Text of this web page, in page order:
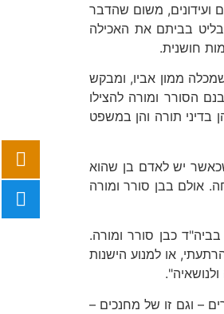
ועידונים, משום שהדבר
בביתם את האכילה
חושנית.
ממון אביו, ומבקש
הסורר ומורה להצילו
בדיני תורה והן במשפט
יש לאדם בן שהוא
אולם בבן סורר ומורה
כבן סורר ומורה.
או למנוע הישנות
– וגם זו של מחנכים –